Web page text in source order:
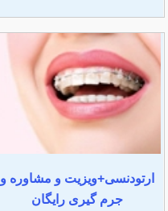
ارتودنسی+ویزیت و مشاوره و
جرم گیری رایگان